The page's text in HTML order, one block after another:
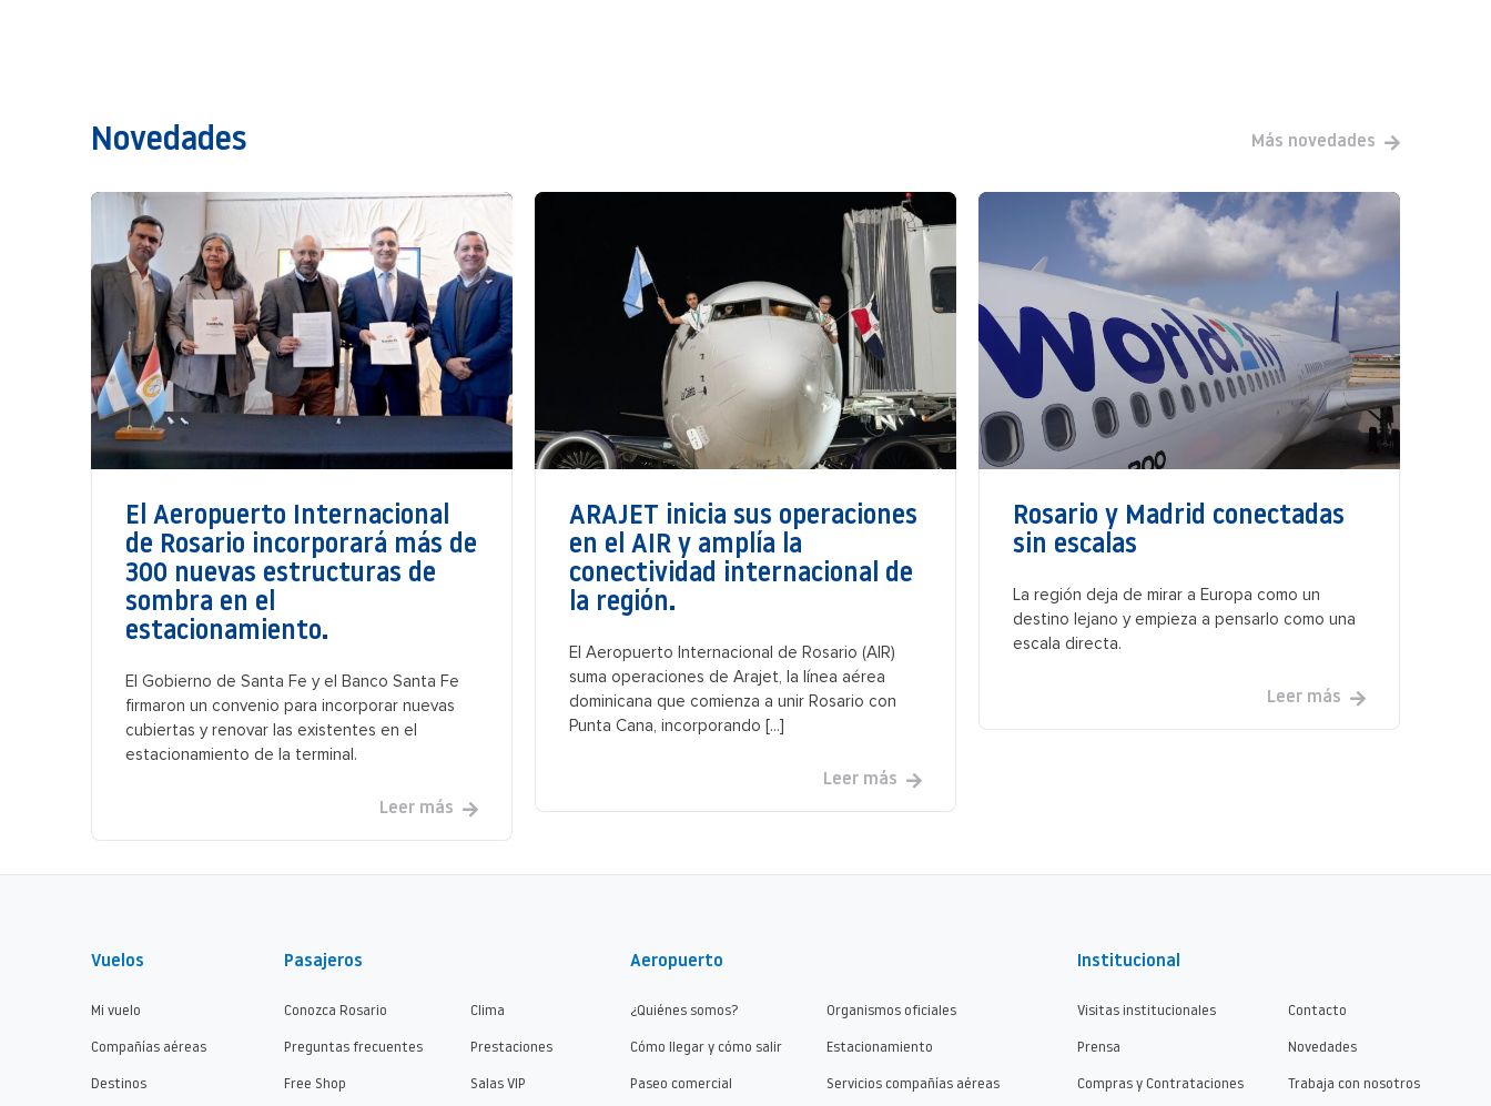
Novedades Más novedades
El Aeropuerto Internacional
de Rosario incorporará más de
300 nuevas estructuras de
sombra en el
estacionamiento.
El Gobierno de Santa Fe y el Banco Santa Fe
firmaron un convenio para incorporar nuevas
cubiertas y renovar las existentes en el
estacionamiento de la terminal.
Leer más
ARAJET inicia sus operaciones
en el AIR y amplía la
conectividad internacional de
la región.
El Aeropuerto Internacional de Rosario (AIR)
suma operaciones de Arajet, la línea aérea
dominicana que comienza a unir Rosario con
Punta Cana, incorporando [...]
Leer más
Rosario y Madrid conectadas
sin escalas
La región deja de mirar a Europa como un
destino lejano y empieza a pensarlo como una
escala directa.
Leer más
Vuelos
Mi vuelo
Compañías aéreas
Destinos
Pasajeros
Conozca Rosario Clima
Preguntas frecuentes Prestaciones
Free Shop Salas VIP
Aeropuerto
¿Quiénes somos? Organismos oficiales
Cómo llegar y cómo salir Estacionamiento
Paseo comercial Servicios compañías aéreas
Institucional
Visitas institucionales Contacto
Prensa Novedades
Compras y Contrataciones Trabaja con nosotros